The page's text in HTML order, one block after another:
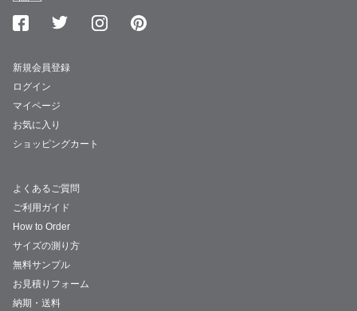
新規会員登録
ログイン
マイページ
お気に入り
ショッピングカート
よくあるご質問
ご利用ガイド
How to Order
サイズの測り方
無料サンプル
お見積りフォーム
納期・送料